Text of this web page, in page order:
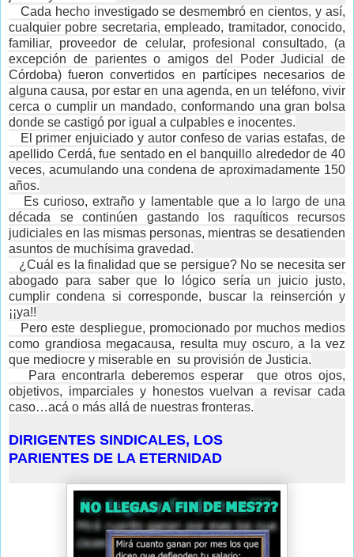
Cada hecho investigado se desmembró en cientos, y así,
cualquier pobre secretaria, empleado, tramitador, conocido,
familiar, proveedor de celular, profesional consultado, (a
excepción de parientes o amigos del Poder Judicial de
Córdoba) fueron convertidos en partícipes necesarios de
alguna causa, por estar en una agenda, en un teléfono, vivir
cerca o cumplir un mandado, conformando una gran bolsa
donde se castigó por igual a culpables e inocentes.
El primer enjuiciado y autor confeso de varias estafas, de
apellido Cerdá, fue sentado en el banquillo alrededor de 40
veces, acumulando una condena de aproximadamente 150
años.
Es curioso, extraño y lamentable que a lo largo de una
década se continúen gastando los raquíticos recursos
judiciales en las mismas personas, mientras se desatienden
asuntos de muchísima gravedad.
¿Cuál es la finalidad que se persigue? No se necesita ser
abogado para saber que lo lógico sería un juicio justo,
cumplir condena si corresponde, buscar la reinserción y
¡¡ya!!
Pero este despliegue, promocionado por muchos medios
como grandiosa megacausa, resulta muy oscuro, a la vez
que mediocre y miserable en su provisión de Justicia.
Para encontrarla deberemos esperar que otros ojos,
objetivos, imparciales y honestos vuelvan a revisar cada
caso…acá o más allá de nuestras fronteras.
DIRIGENTES SINDICALES, LOS
PARIENTES DE LA ETERNIDAD